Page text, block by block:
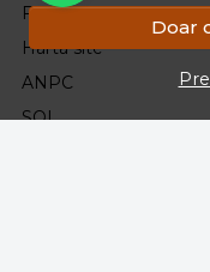
Doar
Formular Retur
Harta site
ANPC
SOL